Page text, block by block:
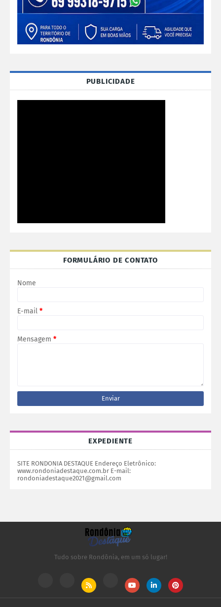
PUBLICIDADE
FORMULÁRIO DE CONTATO
Nome
E-mail *
Mensagem *
EXPEDIENTE
SITE RONDONIA DESTAQUE Endereço Eletrônico:
www.rondoniadestaque.com.br E-mail:
rondoniadestaque2021@gmail.com
Tudo sobre Rondônia, em um só lugar!